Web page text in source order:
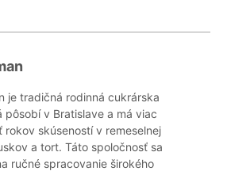
je tradičná rodinná cukrárska
pôsobí v Bratislave a má viac
rokov skúseností v remeselnej
a tort. Táto spoločnosť sa
ručné spracovanie širokého